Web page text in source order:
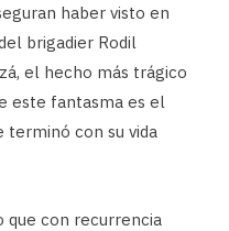
haber visto en
brigadier Rodil
el hecho más trágico
este fantasma es el
terminó con su vida
que con recurrencia